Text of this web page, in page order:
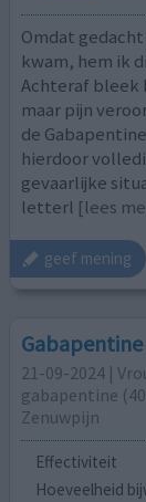
Omdat
kwam, hem ik
Achteraf bleek
maar pijn
de
hierdoor
gevaarlijke
letterl [lees
geef mening
Gabapentine
21-09-2024 |
gabapentine
Zenuwpijn
Effectiviteit
Hoeveelheid